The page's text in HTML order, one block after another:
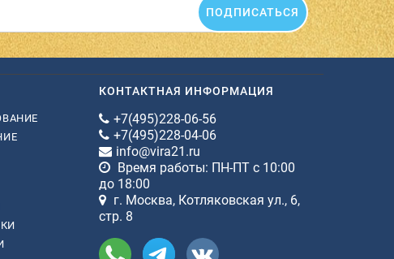
ПОДПИСАТЬСЯ
КОНТАКТНАЯ ИНФОРМАЦИЯ
+7(495)228-06-56
+7(495)228-04-06
info@vira21.ru
Время работы: ПН-ПТ с 10:00
до 18:00
г. Москва, Котляковская ул., 6,
стр. 8